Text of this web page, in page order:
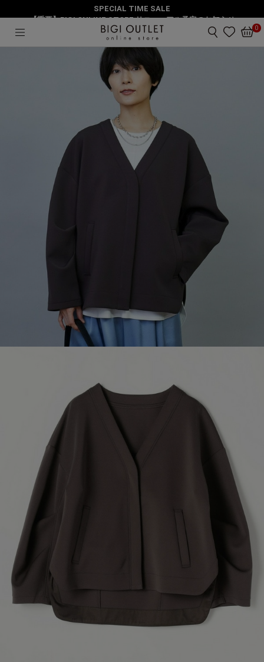
SPECIAL TIME SALE
【重要】BIGI ONLINE STORE リニューアル予定のお知らせ
0
トップス トリアセダンボールVネックカーディガン